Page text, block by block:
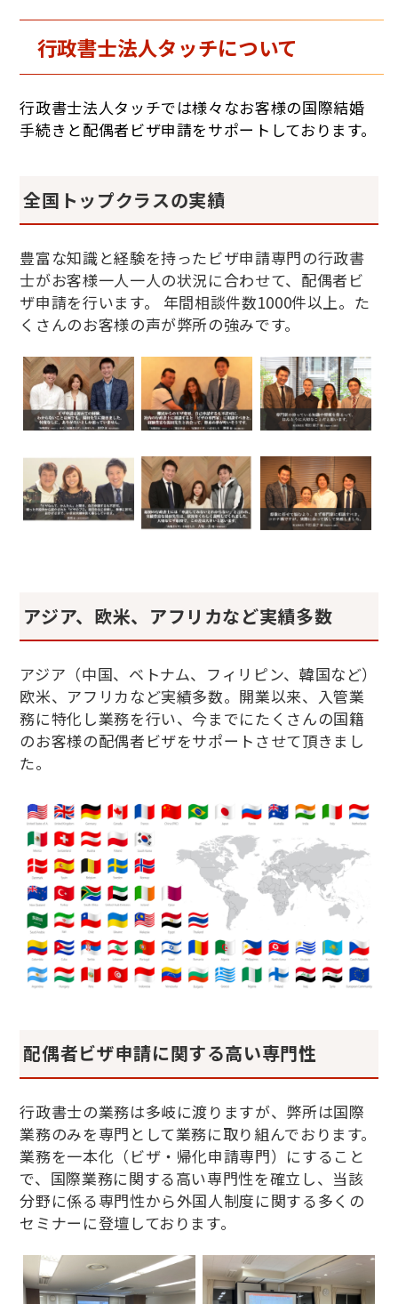
行政書士法人タッチについて
行政書士法人タッチでは様々なお客様の国際結婚
手続きと配偶者ビザ申請をサポートしております。
全国トップクラスの実績
豊富な知識と経験を持ったビザ申請専門の行政書
士がお客様一人一人の状況に合わせて、配偶者ビ
ザ申請を行います。 年間相談件数1000件以上。た
くさんのお客様の声が弊所の強みです。
アジア、欧米、アフリカなど実績多数
アジア（中国、ベトナム、フィリピン、韓国など）
欧米、アフリカなど実績多数。開業以来、入管業
務に特化し業務を行い、今までにたくさんの国籍
のお客様の配偶者ビザをサポートさせて頂きまし
た。
配偶者ビザ申請に関する高い専門性
行政書士の業務は多岐に渡りますが、弊所は国際
業務のみを専門として業務に取り組んでおります。
業務を一本化（ビザ・帰化申請専門）にすること
で、国際業務に関する高い専門性を確立し、当該
分野に係る専門性から外国人制度に関する多くの
セミナーに登壇しております。